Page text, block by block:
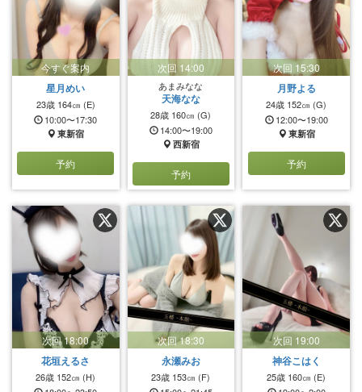
今すぐ案内
星月めい
23歳 164㎝ (E)
10:00〜17:30
東新宿
予約
次回 14:00
あまみなな
天海なな
28歳 160㎝ (G)
14:00〜19:00
西新宿
予約
次回 15:30
月野よる
24歳 152㎝ (G)
12:00〜19:00
東新宿
予約
次回 18:00
花垣えるさ
26歳 152㎝ (H)
次回 18:30
永瀬みお
23歳 153㎝ (F)
次回 19:00
神谷こはく
25歳 160㎝ (E)